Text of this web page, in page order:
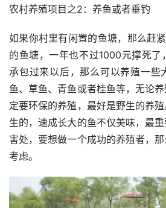
农村养殖项目之2：养鱼或者垂钓
如果你村里有闲置的鱼塘，那么赶
的鱼塘，一年也不过1000元撑死了
承包过来以后，那么可以养殖一些
鱼、草鱼、青鱼或者桂鱼等，无论
定要环保的养殖，最好是野生的养
生的，速成长大的鱼不仅美味，最
害处，要想做一个成功的养殖者，
考虑。